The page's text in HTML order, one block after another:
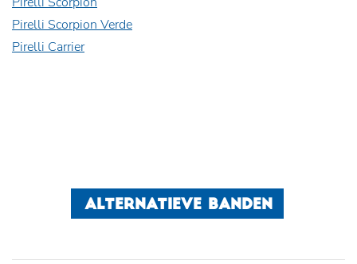
Pirelli Scorpion Verde
Pirelli Carrier
ALTERNATIEVE BANDEN